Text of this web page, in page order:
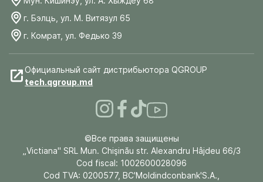
г. Бэлць, ул. М. Витязул 65
г. Комрат, ул. Федько 39
Официальный сайт дистрибьютора QGROUP
tech.qgroup.md
©Все права защищены
„Victiana" SRL Mun. Chişinău str. Alexandru Hâjdeu 66/3
Cod fiscal: 1002600028096
Cod TVA: 0200577, BC'Moldindconbank'S.A.,